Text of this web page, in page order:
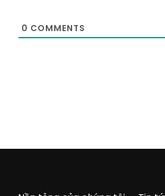
0 COMMENTS